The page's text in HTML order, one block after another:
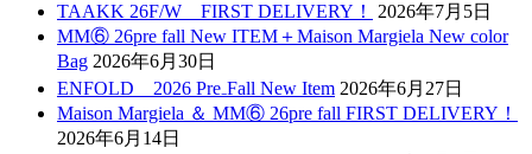
TAAKK 26F/W FIRST DELIVERY！
2026年7月5日
MM⑥ 26pre fall New ITEM＋Maison Margiela New color
Bag 2026年6月30日
ENFOLD 2026 Pre₋Fall New Item 2026年6月27日
Maison Margiela ＆ MM⑥ 26pre fall FIRST DELIVERY！
2026年6月14日